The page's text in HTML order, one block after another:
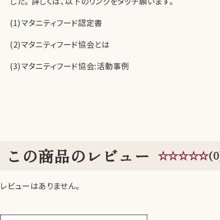
(1)マタニティフード認定書
(2)マタニティフード協会とは
(3)マタニティフード協会:活動事例
この商品のレビュー ☆☆☆☆☆
レビューはありません。